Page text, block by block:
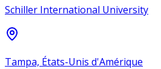
Schiller International University
Tampa, États-Unis d'Amérique